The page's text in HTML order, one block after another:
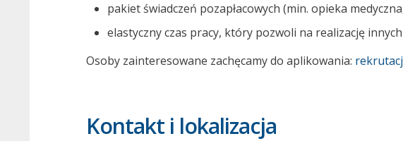
pakiet świadczeń pozapłacowych (min. opieka
elastyczny czas pracy, który pozwoli na realizację
Osoby zainteresowane zachęcamy do aplikowania:
Kontakt i lokalizacja